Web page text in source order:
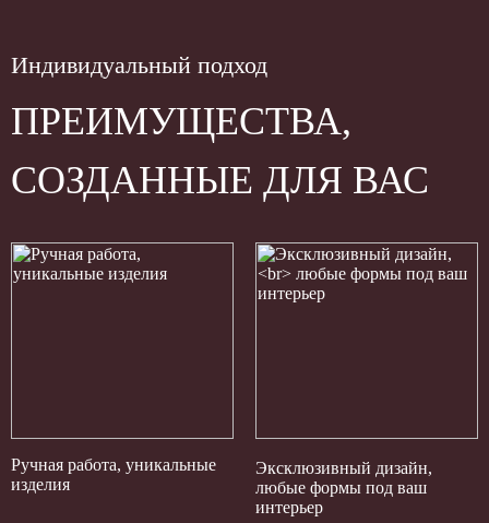
Индивидуальный подход
ПРЕИМУЩЕСТВА,
СОЗДАННЫЕ ДЛЯ ВАС
Ручная работа, уникальные
изделия
Эксклюзивный дизайн,
любые формы под ваш
интерьер